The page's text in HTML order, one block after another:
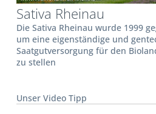
Sativa Rheinau
Die Sativa Rheinau wurde 1999
um eine eigenständige und
Saatgutversorgung für den
zu stellen
Unser Video Tipp